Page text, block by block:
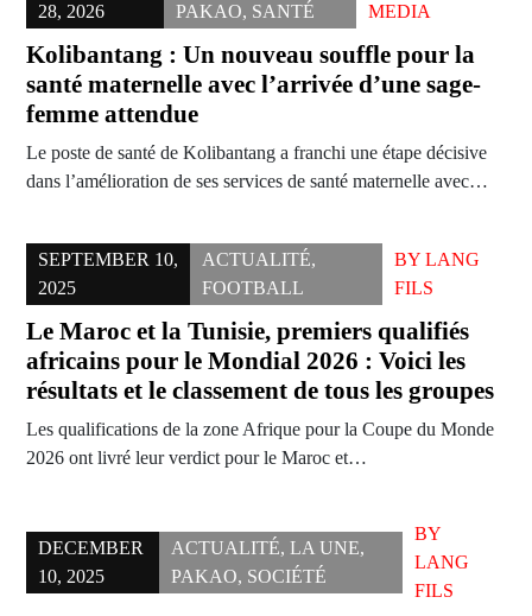
28, 2026
PAKAO, SANTÉ
MEDIA
Kolibantang : Un nouveau souffle pour la
santé maternelle avec l’arrivée d’une sage-
femme attendue
Le poste de santé de Kolibantang a franchi une étape décisive
dans l’amélioration de ses services de santé maternelle avec…
SEPTEMBER 10,
2025
ACTUALITÉ,
FOOTBALL
BYLANG
FILS
Le Maroc et la Tunisie, premiers qualifiés
africains pour le Mondial 2026 : Voici les
résultats et le classement de tous les groupes
Les qualifications de la zone Afrique pour la Coupe du Monde
2026 ont livré leur verdict pour le Maroc et…
DECEMBER
10, 2025
ACTUALITÉ,LA UNE,
PAKAO, SOCIÉTÉ
BY
LANG
FILS